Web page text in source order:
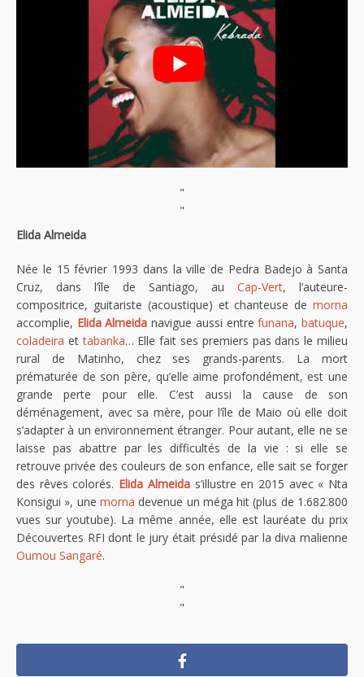
"
"
Elida Almeida
Née le 15 février 1993 dans la ville de Pedra Badejo à Santa
Cruz, dans l’île de Santiago, au Cap-Vert, l’auteure-
compositrice, guitariste (acoustique) et chanteuse de morna
accomplie, Elida Almeida navigue aussi entrefunana,batuque,
coladeira ettabanka… Elle fait ses premiers pas dans le milieu
rural de Matinho, chez ses grands-parents. La mort
prématurée de son père, qu’elle aime profondément, est une
grande perte pour elle. C’est aussi la cause de son
déménagement, avec sa mère, pour l’île de Maio où elle doit
s’adapter à un environnement étranger. Pour autant, elle ne se
laisse pas abattre par les difficultés de la vie : si elle se
retrouve privée des couleurs de son enfance, elle sait se forger
des rêves colorés. Elida Almeidas’illustre en 2015 avec « Nta
Konsigui », une morna devenue un méga hit (plus de 1.682.800
vues sur youtube). La même année, elle est lauréate du prix
Découvertes RFI dont le jury était présidé par la diva malienne
Oumou Sangaré.
"
"